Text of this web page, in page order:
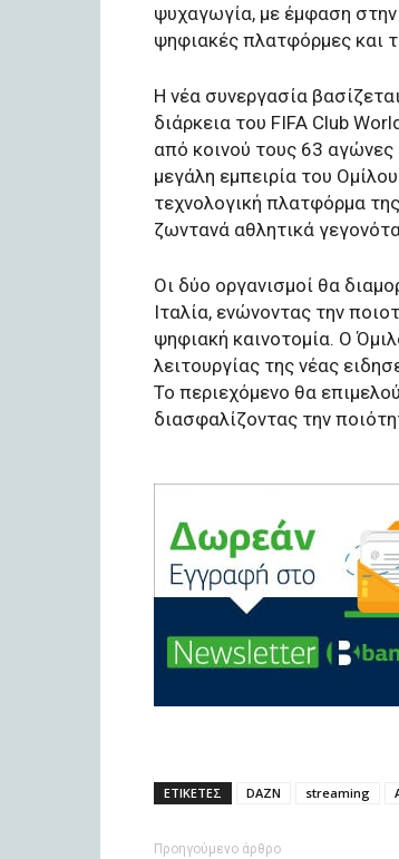
ψυχαγωγία, με έμφαση
ψηφιακές πλατφόρμες και
Η νέα συνεργασία
διάρκεια του FIFA Club
από κοινού τους 63
μεγάλη εμπειρία του
τεχνολογική πλατφόρμα
ζωντανά αθλητικά
Οι δύο οργανισμοί θα
Ιταλία, ενώνοντας την
ψηφιακή καινοτομία. Ο
λειτουργίας της νέας
Το περιεχόμενο θα
διασφαλίζοντας την
ΕΤΙΚΕΤΕΣ DAZN streaming
Προηγούμενο άρθρο